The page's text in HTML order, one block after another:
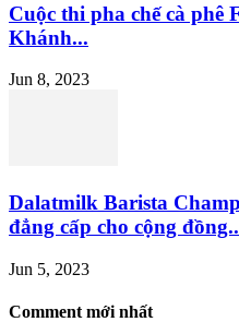
Cuộc thi pha chế cà phê
Khánh...
Jun 8, 2023
Dalatmilk Barista
đẳng cấp cho cộng
Jun 5, 2023
Comment mới nhất